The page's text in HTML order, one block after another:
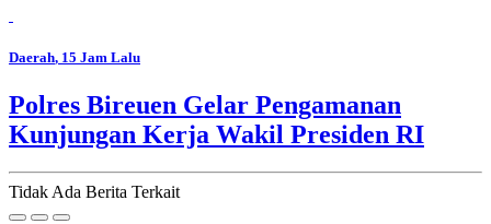
Daerah, 15 Jam Lalu
Polres Bireuen Gelar Pengamanan
Kunjungan Kerja Wakil Presiden RI
Tidak Ada Berita Terkait